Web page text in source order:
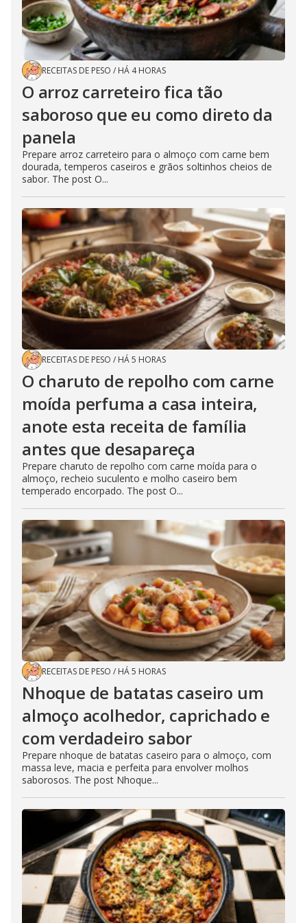
RECEITAS DE PESO / HÁ 4 HORAS
O arroz carreteiro fica tão
saboroso que eu como direto da
panela
Prepare arroz carreteiro para o almoço com carne bem
dourada, temperos caseiros e grãos soltinhos cheios de
sabor. The post O...
RECEITAS DE PESO / HÁ 5 HORAS
O charuto de repolho com carne
moída perfuma a casa inteira,
anote esta receita de família
antes que desapareça
Prepare charuto de repolho com carne moída para o
almoço, recheio suculento e molho caseiro bem
temperado encorpado. The post O...
RECEITAS DE PESO / HÁ 5 HORAS
Nhoque de batatas caseiro um
almoço acolhedor, caprichado e
com verdadeiro sabor
Prepare nhoque de batatas caseiro para o almoço, com
massa leve, macia e perfeita para envolver molhos
saborosos. The post Nhoque...